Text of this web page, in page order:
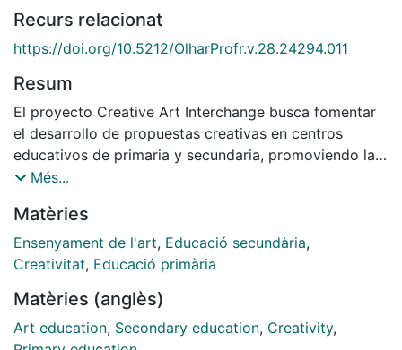
Recurs relacionat
https://doi.org/10.5212/OlharProfr.v.28.24294.011
Resum
El proyecto Creative Art Interchange busca fomentar
el desarrollo de propuestas creativas en centros
educativos de primaria y secundaria, promoviendo la
Educación Artística no solo como un medio plástico,
encuentro cultural estimulante para alumnado y
docentes. Con una vocación internacional, incluye
centros de diversas realidades globales, fomentando
artística y social. Mediante el intercambio y
conocimiento de diferentes contextos, culturas y
Més...
Matèries
Ensenyament de l'art, Educació secundària,
Creativitat, Educació primària
Matèries (anglès)
Art education, Secondary education, Creativity,